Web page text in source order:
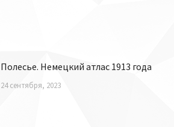
Полесье. Немецкий атлас 1913 года
24 сентября, 2023